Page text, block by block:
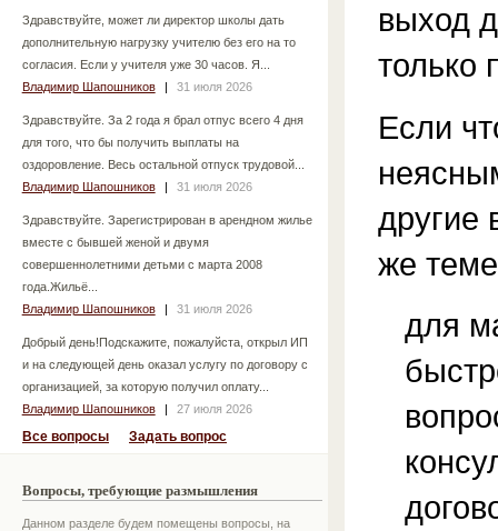
Здравствуйте, может ли директор школы дать
дополнительную нагрузку учителю без его на то
согласия. Если у учителя уже 30 часов. Я...
Владимир Шапошников
| 31 июля 2026
Здравствуйте. За 2 года я брал отпус всего 4 дня
для того, что бы получить выплаты на
оздоровление. Весь остальной отпуск трудовой...
Владимир Шапошников
| 31 июля 2026
Здравствуйте. Зарегистрирован в арендном жилье
вместе с бывшей женой и двумя
совершеннолетними детьми с марта 2008
года.Жильё...
Владимир Шапошников
| 31 июля 2026
Добрый день!Подскажите, пожалуйста, открыл ИП
и на следующей день оказал услугу по договору с
организацией, за которую получил оплату...
Владимир Шапошников
| 27 июля 2026
Все вопросы Задать вопрос
Вопросы, требующие размышления
Данном разделе будем помещены вопросы, на
выход
только
Если
другие
же
для